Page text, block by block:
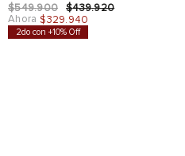
$549.900 $439.920
Ahora $329.940
2do con +10% Off